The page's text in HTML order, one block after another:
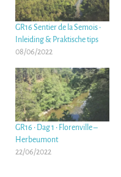
GR16 Sentier de la Semois •
Inleiding & Praktische tips
08/06/2022
GR16 • Dag 1 • Florenville –
Herbeumont
22/06/2022